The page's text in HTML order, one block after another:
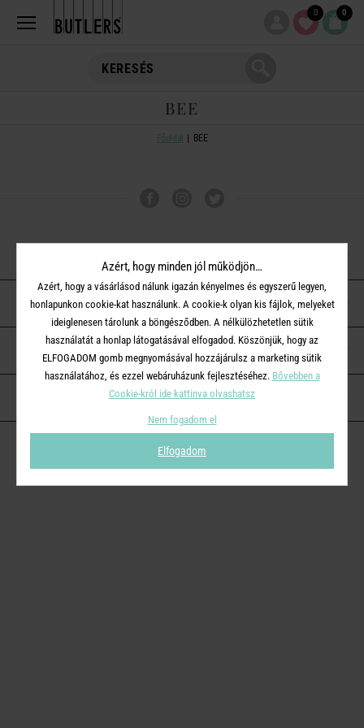
0 0
BEE
Főoldal BEE
ÜGYFÉLSZOLGÁLAT
A BUTLERS-RŐL
KAPCSOLAT
Azért, hogy minden jól működjön…
Azért, hogy a vásárlásod nálunk igazán kényelmes és egyszerű legyen,
honlapunkon cookie-kat használunk. A cookie-k olyan kis fájlok, melyeket
ideiglenesen tárolunk a böngésződben. A nélkülözhetetlen sütik
használatát a honlap látogatásával elfogadod. Köszönjük, hogy az
ELFOGADOM gomb megnyomásával hozzájárulsz a marketing sütik
használatához, és ezzel webáruházunk fejlesztéséhez. Bővebben a
Cookie-król ide kattinva olvashatsz
Nem fogadom el
Elfogadom